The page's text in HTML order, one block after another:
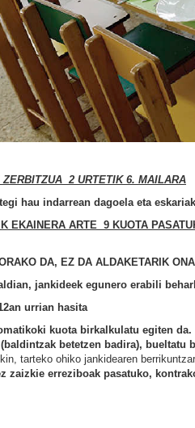
ZERBITZUA2 URTETIK 6. MAILARA
hau indarrean dagoela eta
EKAINERA ARTE 9 KUOTA
DA, EZ DA ALDAKETARIK
jankideek egunero erabili
urrian hasita
kuota birkalkulatu egiten
betetzen badira), bueltatu
tarteko ohiko jankidearen
zaizkie erreziboak pasatuko,